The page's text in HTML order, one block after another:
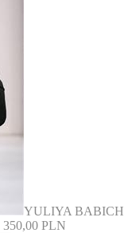
YULIYA BABICH
350,00 PLN